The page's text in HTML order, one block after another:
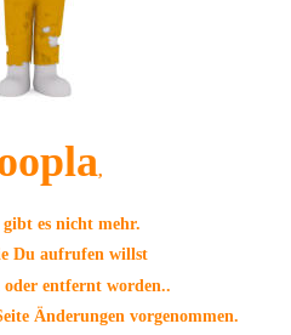
,
gibt es nicht mehr.
Du aufrufen willst
oder entfernt worden..
Änderungen vorgenommen.